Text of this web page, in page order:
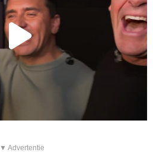
▼ Advertentie